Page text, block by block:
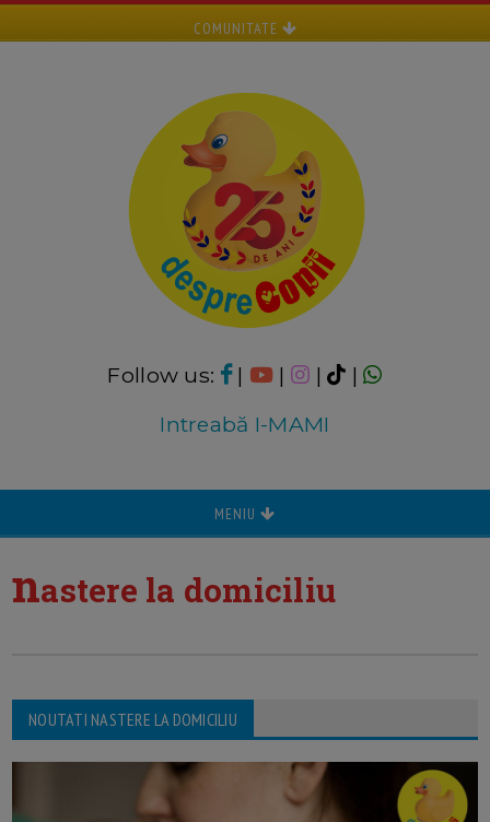
COMUNITATE
Follow us: | | |
|
Intreabă I-MAMI
MENIU
nastere la domiciliu
NOUTATI NASTERE LA DOMICILIU